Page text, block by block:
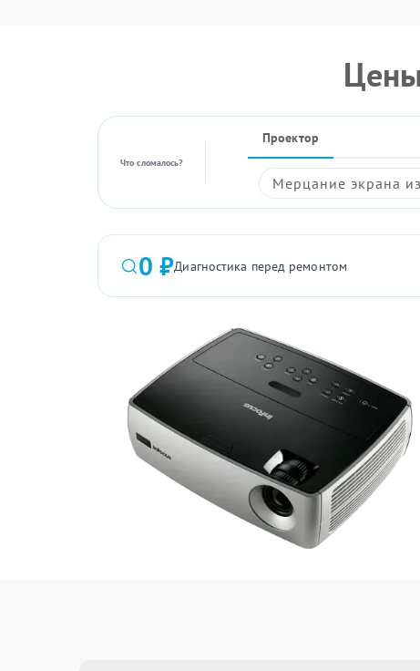
Что сломалось?
Проектор
Мерцание экрана
0 ₽Диагностика перед ремонтом